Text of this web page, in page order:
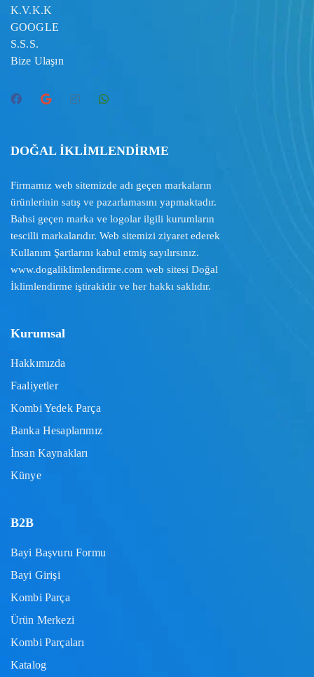
K.V.K.K
GOOGLE
S.S.S.
Bize Ulaşın
DOĞAL İKLİMLENDİRME
Firmamız web sitemizde adı geçen markaların
ürünlerinin satış ve pazarlamasını yapmaktadır.
Bahsi geçen marka ve logolar ilgili kurumların
tescilli markalarıdır. Web sitemizi ziyaret ederek
Kullanım Şartlarını kabul etmiş sayılırsınız.
www.dogaliklimlendirme.com web sitesi Doğal
İklimlendirme iştirakidir ve her hakkı saklıdır.
Kurumsal
Hakkımızda
Faaliyetler
Kombi Yedek Parça
Banka Hesaplarımız
İnsan Kaynakları
Künye
B2B
Bayi Başvuru Formu
Bayi Girişi
Kombi Parça
Ürün Merkezi
Kombi Parçaları
Katalog